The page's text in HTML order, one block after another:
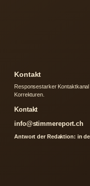
Kontakt
Responsestarker
Korrekturen.
Kontakt
info@stimmereport.ch
Antwort der Redaktion: in